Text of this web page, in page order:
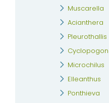
Muscarella
Acianthera
Pleurothallis
Cyclopogon
Microchilus
Elleanthus
Ponthieva